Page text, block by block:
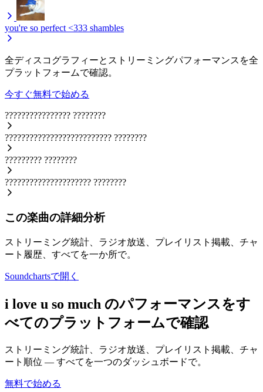
you're so perfect <333 shambles
全ディスコグラフィーとストリーミングパフォーマンスを全
プラットフォームで確認。
今すぐ無料で始める
???????????????? ????????
?????????????????????????? ????????
????????? ????????
????????????????????? ????????
この楽曲の詳細分析
ストリーミング統計、ラジオ放送、プレイリスト掲載、チャ
ート履歴、すべてを一か所で。
Soundchartsで開く
i love u so much のパフォーマンスをす
べてのプラットフォームで確認
ストリーミング統計、ラジオ放送、プレイリスト掲載、チャ
ート順位 — すべてを一つのダッシュボードで。
無料で始める